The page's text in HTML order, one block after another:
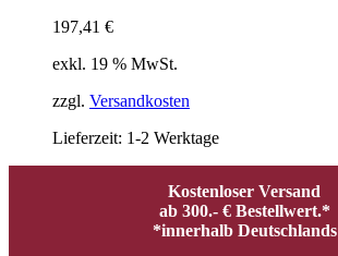
197,41 €
exkl. 19 % MwSt.
zzgl. Versandkosten
Lieferzeit: 1-2 Werktage
Kostenloser Versand
ab 300.- € Bestellwert.*
*innerhalb Deutschlands